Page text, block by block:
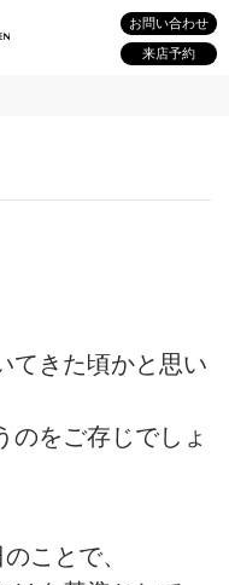
お問い合わせ
来店予約
てきた頃かと思い
のをご存じでしょ
ことで、